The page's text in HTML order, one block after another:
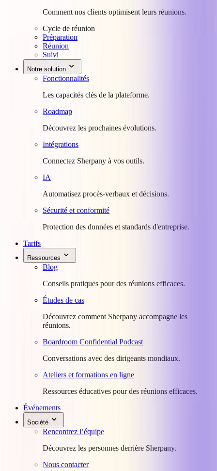
Comment nos clients optimisent leurs réunions.
Cycle de réunion
Préparation
Réunion
Suivi
Notre solution
Fonctionnalités
Les capacités clés de la plateforme.
Roadmap
Découvrez les prochaines évolutions.
Intégrations
Connectez Sherpany à vos outils.
IA
Automatisez procès-verbaux et décisions.
Sécurité et conformité
Protection des données et standards d'entreprise.
Tarifs
Ressources
Blog
Conseils pratiques pour des réunions efficaces.
Études de cas
Découvrez comment Sherpany accompagne les
réunions.
Boardroom Confidential Podcast
Conversations avec des dirigeants mondiaux.
Ateliers et formations en ligne
Ressources éducatives pour des réunions efficaces.
Événements
Société
Rencontrez l’équipe
Découvrez les personnes derrière Sherpany.
Nous contacter